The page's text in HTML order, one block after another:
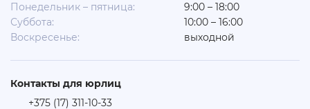
Понедельник – пятница:
9:00 – 18:00
Суббота:
10:00 – 16:00
Воскресенье:
выходной
Контакты для юрлиц
+375 (17) 311-10-33